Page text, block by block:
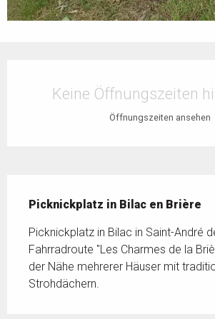
Keine Öffnungszeiten
Öffnungszeiten ansehen
Picknickplatz in Bilac en Brière
Picknickplatz in Bilac in Saint-André
Fahrradroute "Les Charmes de la
der Nähe mehrerer Häuser mit
Strohdächern.